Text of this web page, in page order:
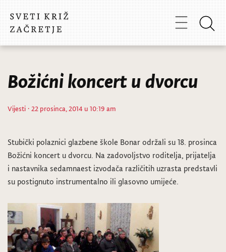
Božićni koncert u dvorcu
Vijesti · 22 prosinca, 2014 u 10:19 am
Stubički polaznici glazbene škole Bonar održali su 18. prosinca
Božićni koncert u dvorcu. Na zadovoljstvo roditelja, prijatelja
i nastavnika sedamnaest izvodača različitih uzrasta predstavli
su postignuto instrumentalno ili glasovno umijeće.